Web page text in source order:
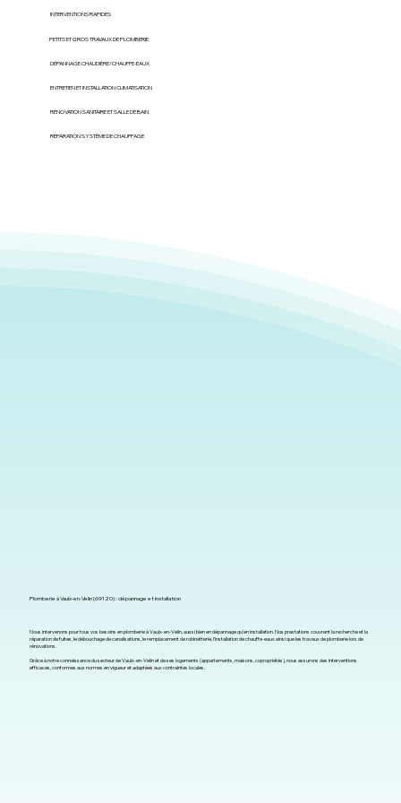
Plomberie à Vaulx-en-Velin (69120) : dépannage et installation
Nous intervenons pour tous vos besoins en plomberie à Vaulx-en-Velin, aussi bien en dépannage qu’en installation. Nos prestations couvrent la recherche et la
réparation de fuites, le débouchage de canalisations, le remplacement de robinetterie, l’installation de chauffe-eaux ainsi que les travaux de plomberie lors de
rénovations.
Grâce à notre connaissance du secteur de Vaulx-en-Velin et de ses logements (appartements, maisons, copropriétés), nous assurons des interventions
efficaces, conformes aux normes en vigueur et adaptées aux contraintes locales.
INTERVENTIONS RAPIDES
PETITS ET GROS TRAVAUX DE PLOMBERIE
DÉPANNAGE CHAUDIÈRE/CHAUFFE-EAUX
ENTRETIEN ET INSTALLATION CLIMATISATION
RÉNOVATION SANITAIRE ET SALLE DE BAIN
RÉPARATION SYSTÈME DE CHAUFFAGE